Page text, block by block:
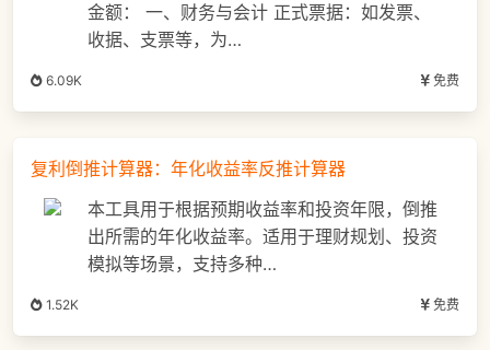
金额： 一、财务与会计 正式票据：如发票、
收据、支票等，为…
6.09K 免费
复利倒推计算器：年化收益率反推计算器
本工具用于根据预期收益率和投资年限，倒推
出所需的年化收益率。适用于理财规划、投资
模拟等场景，支持多种…
1.52K 免费